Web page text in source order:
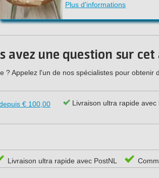
Plus d'informations
avez une question sur cet
? Appelez l'un de nos spécialistes pour obtenir
€ 100,00 Livraison ultra rapide avec
Livraison ultra rapide avec PostNL